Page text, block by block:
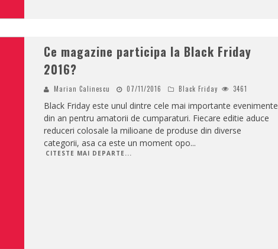
Ce magazine participa la Black Friday
2016?
Marian Calinescu 07/11/2016 Black Friday 3461
Black Friday este unul dintre cele mai importante evenimente
din an pentru amatorii de cumparaturi. Fiecare editie aduce
reduceri colosale la milioane de produse din diverse
categorii, asa ca este un moment opo...
CITESTE MAI DEPARTE...